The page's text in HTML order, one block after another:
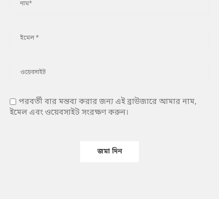
পরবর্তী বার মন্তব্য করার জন্য এই ব্রাউজারে আমার নাম,
ইমেল এবং ওয়েবসাইট সংরক্ষণ করুন।